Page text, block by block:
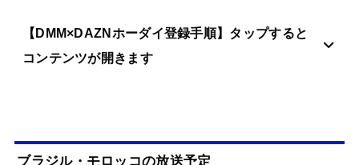
【DMM×DAZNホーダイ登録手順】タップすると
コンテンツが開きます
ブラジル・モロッコの放送予定